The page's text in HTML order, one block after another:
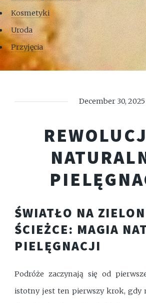
Kosmetyki
Uroda
Przyjęcia
December 30, 2025
ŚWIATŁO NA
ŚCIEŻCE: MAGIA
PIELĘGNACJI
Podróże zaczynają się od
istotny jest ten pierwszy krok, gdy